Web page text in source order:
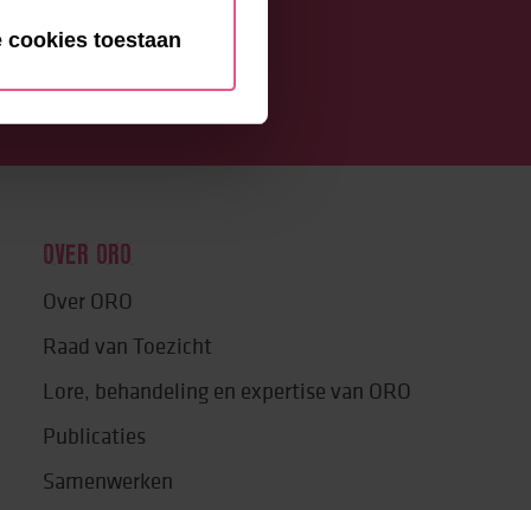
cookies toestaan
OVER ORO
Over ORO
Raad van Toezicht
Lore, behandeling en expertise van ORO
Publicaties
Samenwerken